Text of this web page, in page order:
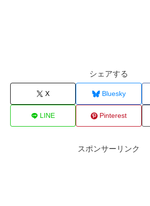
シェアする
X Bluesky
LINE Pinterest
スポンサーリンク